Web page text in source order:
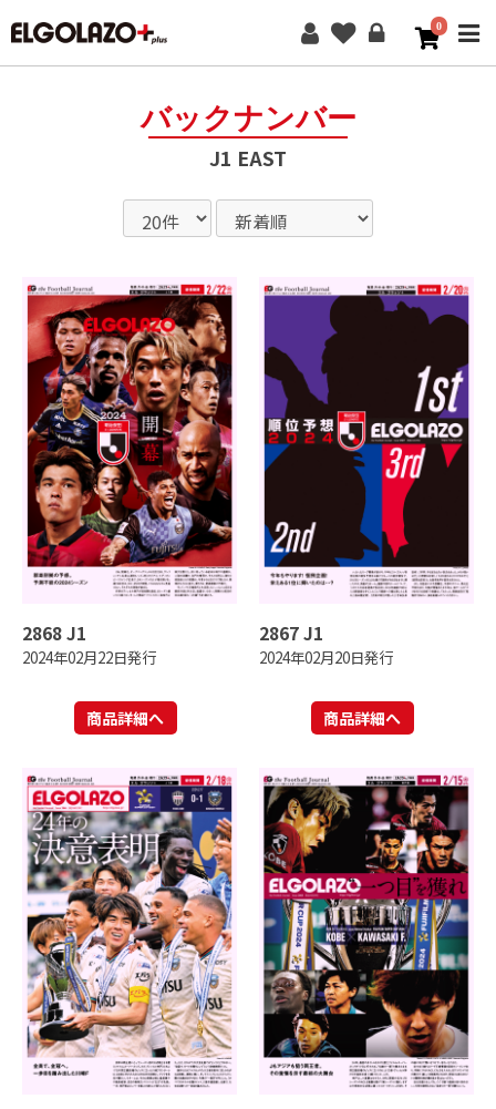
0
バックナンバー
J1 EAST
2868 J1
2024年02月22日発行
商品詳細へ
2867 J1
2024年02月20日発行
商品詳細へ